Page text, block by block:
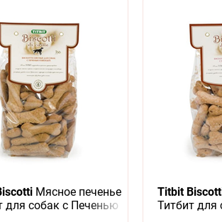
Мясное печенье
для собак с Печенью
Titbit
Титбит для